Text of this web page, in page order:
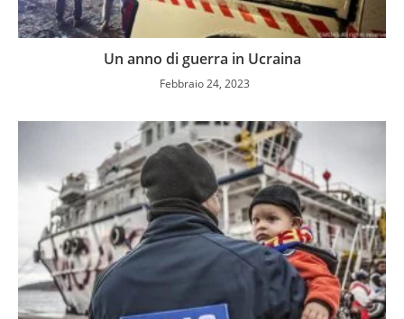
Un anno di guerra in Ucraina
Febbraio 24, 2023